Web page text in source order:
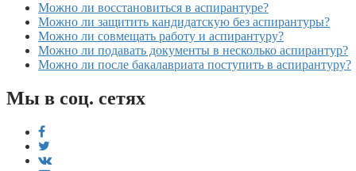
Можно ли восстановиться в аспирантуре?
Можно ли защитить кандидатскую без аспирантуры?
Можно ли совмещать работу и аспирантуру?
Можно ли подавать документы в несколько аспирантур?
Можно ли после бакалавриата поступить в аспирантуру?
Мы в соц. сетях